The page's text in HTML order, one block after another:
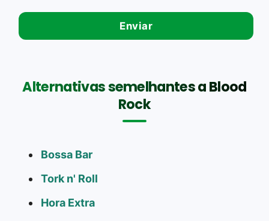
Alternativas semelhantes a Blood
Rock
Bossa Bar
Tork n' Roll
Hora Extra